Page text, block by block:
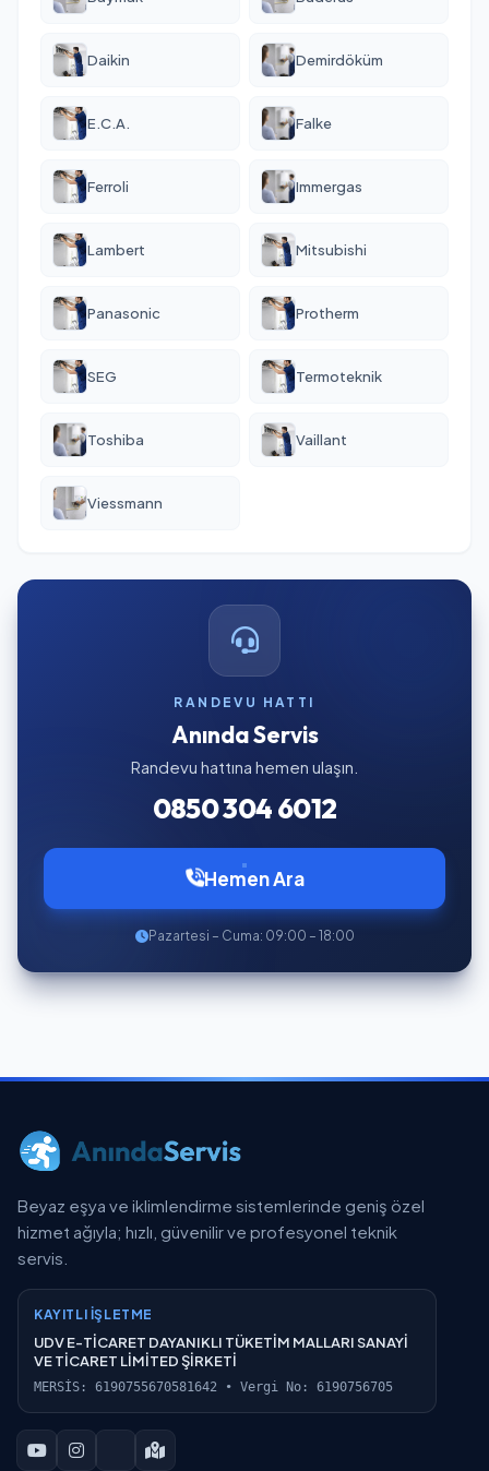
Daikin Demirdöküm
E.C.A. Falke
Ferroli Immergas
Lambert Mitsubishi
Panasonic Protherm
SEG Termoteknik
Toshiba Vaillant
Viessmann
RANDEVU HATTI
Anında Servis
Randevu hattına hemen ulaşın.
0850 304 6012
Hemen Ara
Pazartesi – Cuma: 09:00 – 18:00
Beyaz eşya ve iklimlendirme sistemlerinde geniş özel
hizmet ağıyla; hızlı, güvenilir ve profesyonel teknik
servis.
KAYITLI İŞLETME
UDV E-TİCARET DAYANIKLI TÜKETİM MALLARI SANAYİ
VE TİCARET LİMİTED ŞİRKETİ
MERSİS: 6190755670581642 • Vergi No: 6190756705